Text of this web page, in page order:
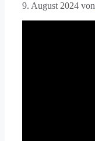
9. August 2024 von